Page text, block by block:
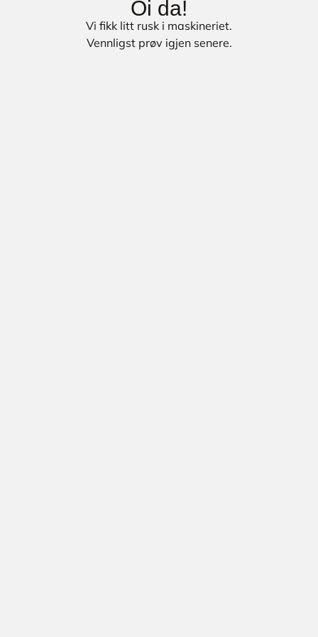
Oi da!
Vi fikk litt rusk i maskineriet.
Vennligst prøv igjen senere.